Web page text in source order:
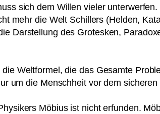
sich dem Willen vieler
mehr die Welt Schillers (Helden,
Darstellung des Grotesken,
Weltformel, die das Gesamte
um die Menschheit vor dem
Möbius ist nicht erfunden.